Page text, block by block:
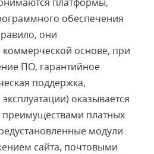
обеспечения
они
коммерческой основе, при
ПО, гарантийное
поддержка,
оказывается
платных
модули
сайта, почтовыми